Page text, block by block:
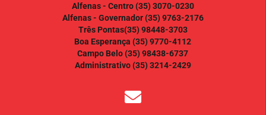
Alfenas - Centro(35) 3070-0230
Alfenas - Governador(35) 9763-2176
Três Pontas(35) 98448-3703
Boa Esperança (35) 9770-4112
Campo Belo(35) 98438-6737
Administrativo(35) 3214-2429